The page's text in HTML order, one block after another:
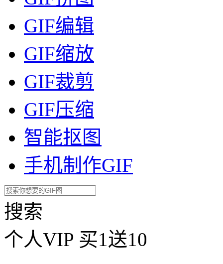
GIF编辑
GIF缩放
GIF裁剪
GIF压缩
智能抠图
手机制作GIF
搜索
个人VIP 买1送10